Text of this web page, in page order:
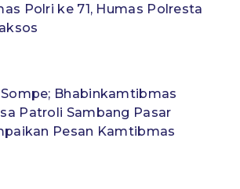
Polri ke 71, Humas Polresta
Bhabinkamtibmas
Patroli Sambang Pasar
Pesan Kamtibmas